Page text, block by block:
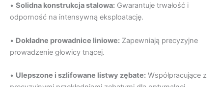
• Solidna konstrukcja stalowa: Gwarantuje trwałość i
odporność na intensywną eksploatację.
• Dokładne prowadnice liniowe: Zapewniają precyzyjne
prowadzenie głowicy tnącej.
• Ulepszone i szlifowane listwy zębate: Współpracujące z